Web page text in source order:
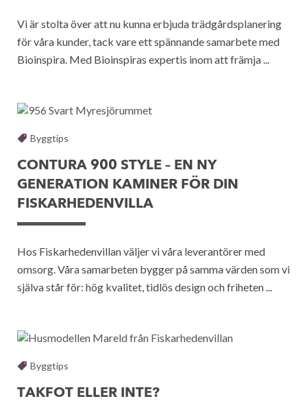
Vi är stolta över att nu kunna erbjuda trädgårdsplanering
för våra kunder, tack vare ett spännande samarbete med
Bioinspira. Med Bioinspiras expertis inom att främja ...
Byggtips
CONTURA 900 STYLE – EN NY
GENERATION KAMINER FÖR DIN
FISKARHEDENVILLA
Hos Fiskarhedenvillan väljer vi våra leverantörer med
omsorg. Våra samarbeten bygger på samma värden som vi
själva står för: hög kvalitet, tidlös design och friheten ...
Byggtips
TAKFOT ELLER INTE?